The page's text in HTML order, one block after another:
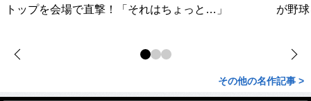
トップを会場で直撃！「それはちょっと…」
が野
その他の名作記事 >